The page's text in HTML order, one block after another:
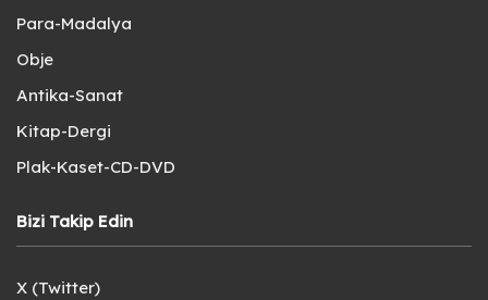
Para-Madalya
Obje
Antika-Sanat
Kitap-Dergi
Plak-Kaset-CD-DVD
Bizi Takip Edin
X (Twitter)